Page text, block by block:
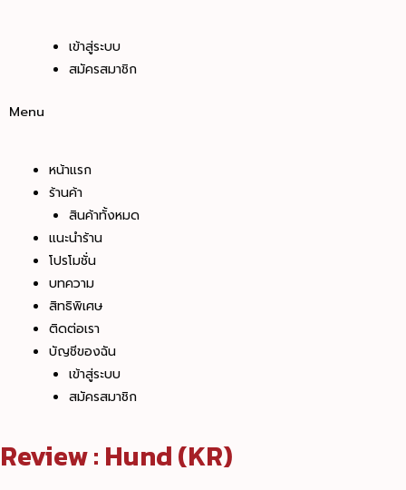
เข้าสู่ระบบ
สมัครสมาชิก
Menu
หน้าแรก
ร้านค้า
สินค้าทั้งหมด
แนะนำร้าน
โปรโมชั่น
บทความ
สิทธิพิเศษ
ติดต่อเรา
บัญชีของฉัน
เข้าสู่ระบบ
สมัครสมาชิก
Review : Hund (KR)